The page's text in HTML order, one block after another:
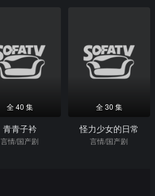
全 40 集
青青子衿
言情/国产剧
全 30 集
怪力少女的日常
言情/国产剧